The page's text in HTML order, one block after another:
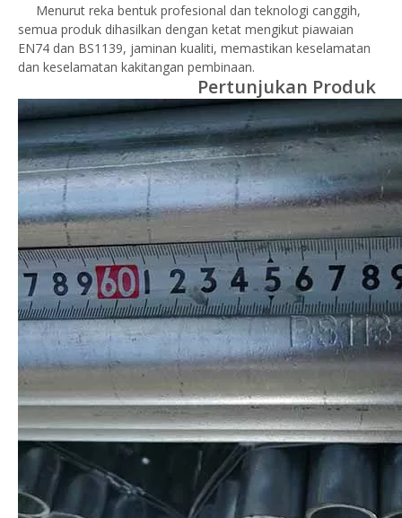
Menurut reka bentuk profesional dan teknologi canggih,
semua produk dihasilkan dengan ketat mengikut piawaian
EN74 dan BS1139, jaminan kualiti, memastikan keselamatan
dan keselamatan kakitangan pembinaan.
Pertunjukan Produk